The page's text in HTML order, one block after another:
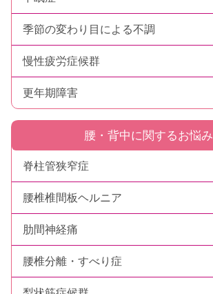
季節の変わり目による不調
慢性疲労症候群
更年期障害
腰・背中に関するお悩み
脊柱管狭窄症
腰椎椎間板ヘルニア
肋間神経痛
腰椎分離・すべり症